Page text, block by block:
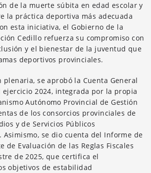
de la muerte súbita en edad escolar y
la práctica deportiva más adecuada
esta iniciativa, el Gobierno de la
Cedillo refuerza su compromiso con
y el bienestar de la juventud que
deportivos provinciales.
plenaria, se aprobó la Cuenta General
2024, integrada por la propia
Autónomo Provincial de Gestión
de los consorcios provinciales de
y de Servicios Públicos
Asimismo, se dio cuenta del Informe de
de Evaluación de las Reglas Fiscales
de 2025, que certifica el
objetivos de estabilidad